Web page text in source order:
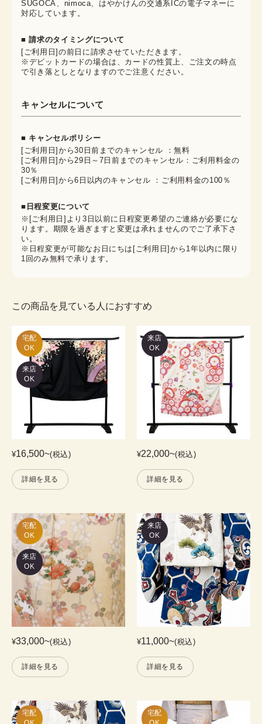
SUGOCA、nimoca、はやかけんの交通系ICの電子マネーに
対応しています。
■ 請求のタイミングについて
[ご利用日]の前日に請求させていただきます。
※デビットカードの場合は、カードの性質上、ご注文の時点
で引き落としとなりますのでご注意ください。
キャンセルについて
■ キャンセルポリシー
[ご利用日]から30日前までのキャンセル ：無料
[ご利用日]から29日～7日前までのキャンセル：ご利用料金の
30％
[ご利用日]から6日以内のキャンセル ：ご利用料金の100％
■日程変更について
※[ご利用日]より3日以前に日程変更希望のご連絡が必要にな
ります。期限を過ぎますと変更は承れませんのでご了承下さ
い。
※日程変更が可能なお日にちは[ご利用日]から1年以内に限り
1回のみ無料で承ります。
この商品を見ている人におすすめ
宅配
OK
来店
OK
¥16,500~(税込)
詳細を見る
来店
OK
¥22,000~(税込)
詳細を見る
宅配
OK
来店
OK
¥33,000~(税込)
詳細を見る
来店
OK
¥11,000~(税込)
詳細を見る
宅配
宅配